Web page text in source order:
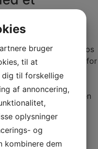
så har vi den
at holde festen hos
har du muligheden for
i huset. Søger
og sjov på scenen i
så sker det alt sammen
for
bruger
til at
dig til forskellige
af annoncering,
oplysninger
og
kombinere dem